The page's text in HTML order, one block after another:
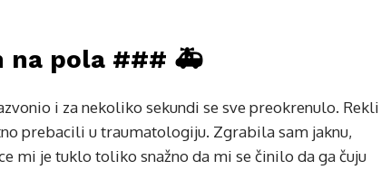
na pola ### 🚑
i za nekoliko sekundi se sve preokrenulo. Rekli
prebacili u traumatologiju. Zgrabila sam jaknu,
mi je tuklo toliko snažno da mi se činilo da ga čuju